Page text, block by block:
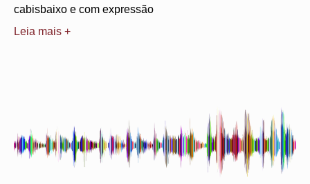
cabisbaixo e com expressão
Leia mais +